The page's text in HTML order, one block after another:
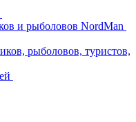
и рыболовов NordMan
рыболовов, туристов,